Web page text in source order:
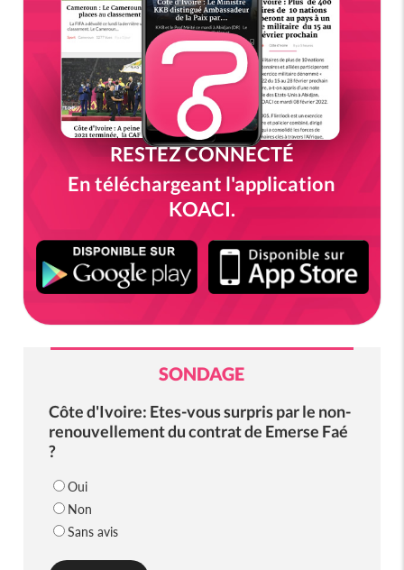
RESTEZ CONNECTÉ
En téléchargeant l'application
KOACI.
SONDAGE
Côte d'Ivoire: Etes-vous surpris par le non-
renouvellement du contrat de Emerse Faé
?
Oui
Non
Sans avis